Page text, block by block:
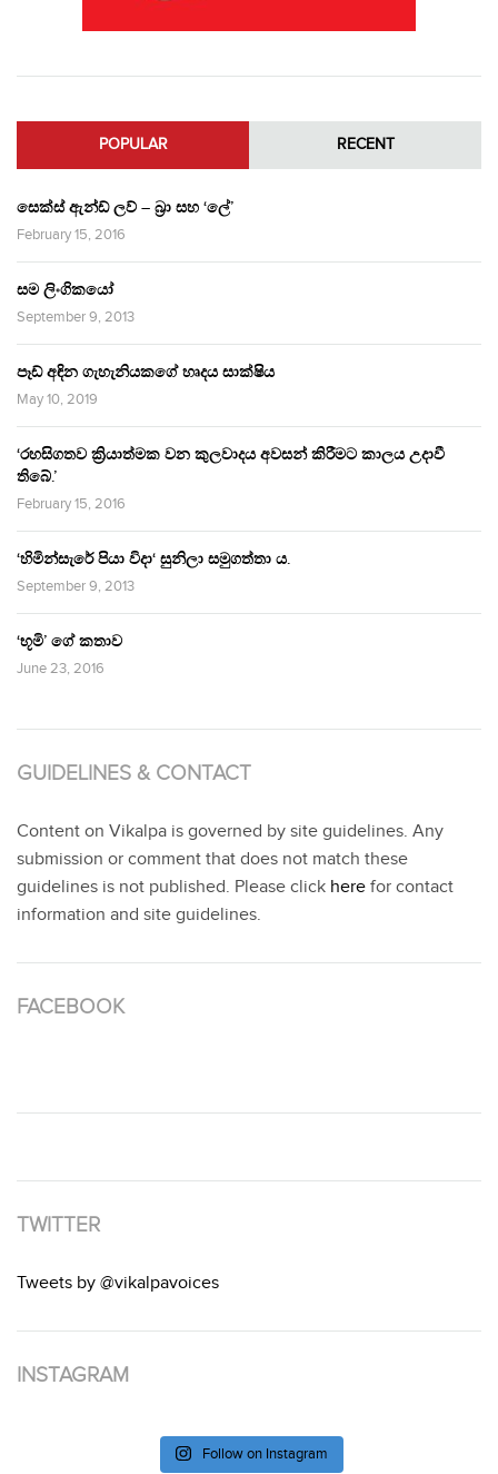
POPULAR RECENT
සෙක්ස් ඇන්ඩ් ලව් – බ්‍රා සහ ‘ලේ’
February 15, 2016
සම ලිංගිකයෝ
September 9, 2013
පෑඩ් අඳින ගැහැනියකගේ හෘදය සාක්ෂිය
May 10, 2019
‘රහසිගතව ක්‍රියාත්මක වන කුලවාදය අවසන් කිරීමට කාලය උදාවී
තිබේ.’
February 15, 2016
‘හිමින්සැරේ පියා විදා‘ සුනිලා සමුගත්තා ය.
September 9, 2013
‘භූමි’ ගේ කතාව
June 23, 2016
GUIDELINES & CONTACT
Content on Vikalpa is governed by site guidelines. Any
submission or comment that does not match these
guidelines is not published. Please click here for contact
information and site guidelines.
FACEBOOK
TWITTER
Tweets by @vikalpavoices
INSTAGRAM
Follow on Instagram